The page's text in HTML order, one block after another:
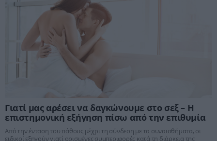
Γιατί μας αρέσει να δαγκώνουμε στο σεξ – Η
επιστημονική εξήγηση πίσω από την επιθυμία
Από την ένταση του πάθους μέχρι τη σύνδεση με τα συναισθήματα, οι
ειδικοί εξηγούν γιατί ορισμένες συμπεριφορές κατά τη διάρκεια της